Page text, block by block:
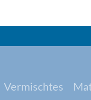
Vermischtes